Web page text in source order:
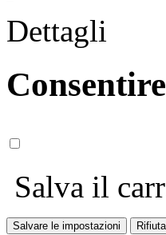
Dettagli
Salva il
Salvare le impostazioni